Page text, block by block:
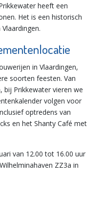
heeft een
Het is een historisch
in Vlaardingen,
soorten feesten. Van
Prikkewater vieren we
volgen voor
optredens van
en het Shanty Café met
van 12.00 tot 16.00 uur
ZZ3a in